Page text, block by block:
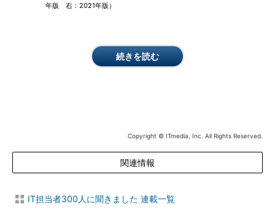
年版 右：2021年版）
続きを読む
Copyright © ITmedia, Inc. All Rights Reserved.
関連情報
IT担当者300人に聞きました 連載一覧